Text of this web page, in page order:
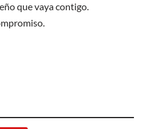
que vaya contigo.